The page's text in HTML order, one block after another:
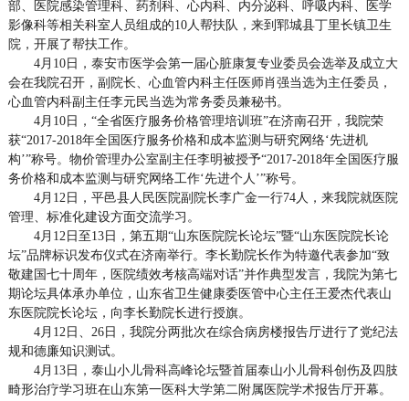
部、医院感染管理科、药剂科、心内科、内分泌科、呼吸内科、医学
影像科等相关科室人员组成的10人帮扶队，来到郓城县丁里长镇卫生
院，开展了帮扶工作。
4月10日，泰安市医学会第一届心脏康复专业委员会选举及成立大
会在我院召开，副院长、心血管内科主任医师肖强当选为主任委员，
心血管内科副主任李元民当选为常务委员兼秘书。
4月10日，“全省医疗服务价格管理培训班”在济南召开，我院荣
获“2017-2018年全国医疗服务价格和成本监测与研究网络‘先进机
构’”称号。物价管理办公室副主任李明被授予“2017-2018年全国医疗服
务价格和成本监测与研究网络工作‘先进个人’”称号。
4月12日，平邑县人民医院副院长李广金一行74人，来我院就医院
管理、标准化建设方面交流学习。
4月12日至13日，第五期“山东医院院长论坛”暨“山东医院院长论
坛”品牌标识发布仪式在济南举行。李长勤院长作为特邀代表参加“致
敬建国七十周年，医院绩效考核高端对话”并作典型发言，我院为第七
期论坛具体承办单位，山东省卫生健康委医管中心主任王爱杰代表山
东医院院长论坛，向李长勤院长进行授旗。
4月12日、26日，我院分两批次在综合病房楼报告厅进行了党纪法
规和德廉知识测试。
4月13日，泰山小儿骨科高峰论坛暨首届泰山小儿骨科创伤及四肢
畸形治疗学习班在山东第一医科大学第二附属医院学术报告厅开幕。